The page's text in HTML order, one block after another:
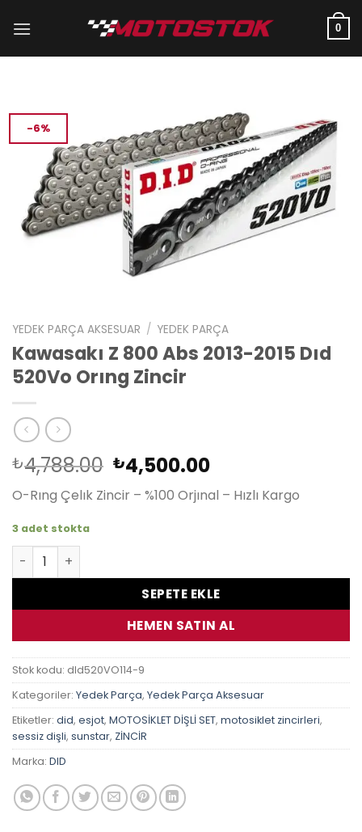
atla
0
-6%
YEDEK PARÇA AKSESUAR / YEDEK PARÇA
Kawasakı Z 800 Abs 2013-2015 Dıd
520Vo Orıng Zincir
₺4,788.00 Orijinal
fiyat:
₺4,788.00.
₺4,500.00Şu
andaki
fiyat:
O-Rıng Çelık Zincir – %100 Orjınal – Hızlı Kargo
3 adet stokta
Kawasakı Z 800 Abs 2013-2015 Dıd 520Vo Orıng Zincir
SEPETE EKLE
HEMEN SATIN AL
Stok kodu: dId520VO114-9
Kategoriler: Yedek Parça, Yedek Parça Aksesuar
Etiketler: did, esjot, MOTOSİKLET DİŞLİ SET, motosiklet zincirleri,
sessiz dişli, sunstar, ZİNCİR
Marka: DID